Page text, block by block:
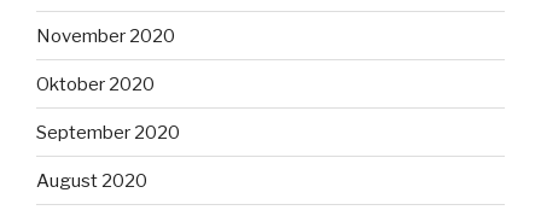
November 2020
Oktober 2020
September 2020
August 2020